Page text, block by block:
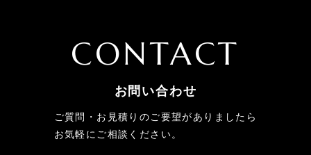
CONTACT
お問い合わせ
ご質問・お見積りのご要望がありましたら
お気軽にご相談ください。